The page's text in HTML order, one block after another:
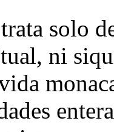
solo
ni